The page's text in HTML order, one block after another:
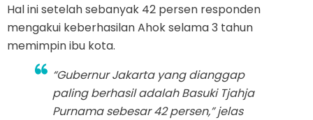
Hal ini setelah sebanyak 42 persen responden
mengakui keberhasilan Ahok selama 3 tahun
memimpin ibu kota.
“Gubernur Jakarta yang dianggap
paling berhasil adalah Basuki Tjahja
Purnama sebesar 42 persen,” jelas